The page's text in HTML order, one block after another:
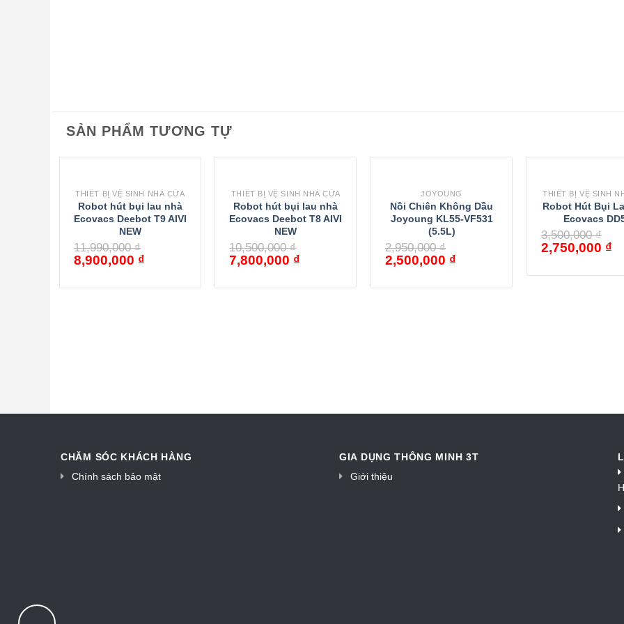
SẢN PHẨM TƯƠNG TỰ
THIẾT BỊ VỆ SINH NHÀ CỬA
Robot hút bụi lau nhà
Ecovacs Deebot T9 AIVI
NEW
11,990,000₫
8,900,000 ₫
THIẾT BỊ VỆ SINH NHÀ CỬA
Robot hút bụi lau nhà
Ecovacs Deebot T8 AIVI
NEW
10,500,000₫
7,800,000 ₫
JOYOUNG
Nồi Chiên Không Dầu
Joyoung KL55-VF531
(5.5L)
2,950,000₫
2,500,000 ₫
THIẾT BỊ VỆ SINH
Robot Hút Bụi
Ecovacs
3,500,000₫
2,750,000 ₫
CHĂM SÓC KHÁCH HÀNG
Chính sách bảo mật
GIA DỤNG THÔNG MINH 3T
Giới thiệu